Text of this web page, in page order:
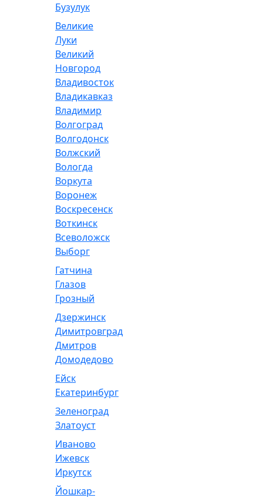
Бузулук
Великие
Луки
Великий
Новгород
Владивосток
Владикавказ
Владимир
Волгоград
Волгодонск
Волжский
Вологда
Воркута
Воронеж
Воскресенск
Воткинск
Всеволожск
Выборг
Гатчина
Глазов
Грозный
Дзержинск
Димитровград
Дмитров
Домодедово
Ейск
Екатеринбург
Зеленоград
Златоуст
Иваново
Ижевск
Иркутск
Йошкар-